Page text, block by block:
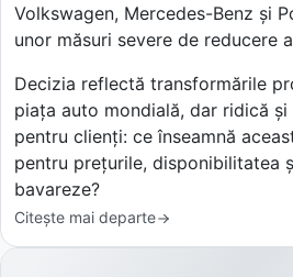
Volkswagen, Mercedes-Benz și
unor măsuri severe de reducere
Decizia reflectă transformările
piața auto mondială, dar ridică
pentru clienți: ce înseamnă
pentru prețurile, disponibilitatea
bavareze?
Citește mai departe